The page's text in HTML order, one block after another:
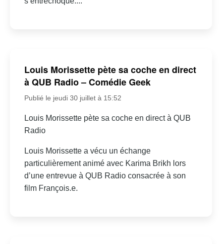
Louis Morissette pète sa coche en direct
à QUB Radio – Comédie Geek
Publié le jeudi 30 juillet à 15:52
Louis Morissette pète sa coche en direct à QUB
Radio
Louis Morissette a vécu un échange
particulièrement animé avec Karima Brikh lors
d’une entrevue à QUB Radio consacrée à son
film François.e.